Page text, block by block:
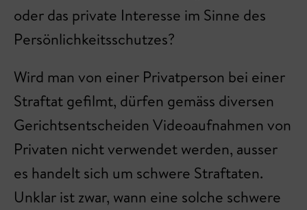
oder das private Interesse im Sinne des
Persönlichkeitsschutzes?
Wird man von einer Privatperson bei einer
Straftat gefilmt, dürfen gemäss diversen
Gerichtsentscheiden Videoaufnahmen von
Privaten nicht verwendet werden, ausser
es handelt sich um schwere Straftaten.
Unklar ist zwar, wann eine solche schwere